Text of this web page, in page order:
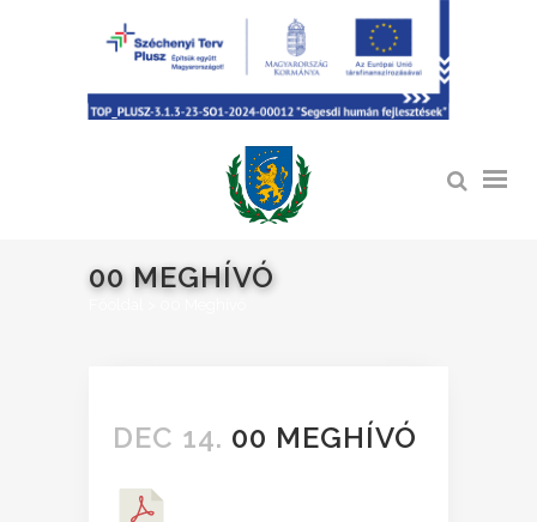
00 MEGHÍVÓ
DEC 14. 00 MEGHÍVÓ